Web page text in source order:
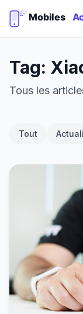
Tag:
Tous les
Tout